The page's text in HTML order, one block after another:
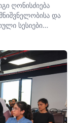
ღონისძიება
და
სესიები...